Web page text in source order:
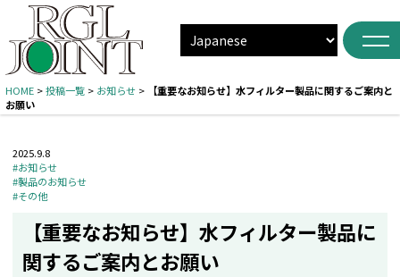
HOME>投稿一覧> お知らせ>
【重要なお知らせ】水フィルター製品に関するご案内と
お願い
2025.9.8
#お知らせ
#製品のお知らせ
#その他
【重要なお知らせ】水フィルター製品に
関するご案内とお願い